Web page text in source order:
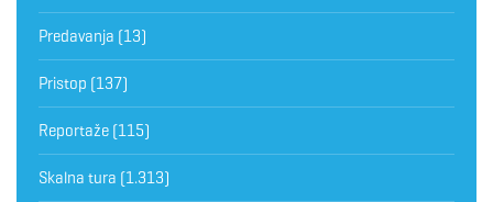
Predavanja (13)
Pristop (137)
Reportaže (115)
Skalna tura (1.313)